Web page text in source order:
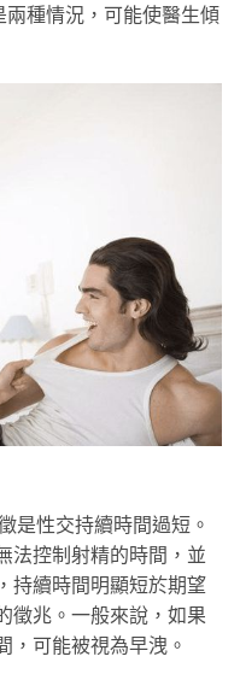
種情況，可能使醫生傾
是性交持續時間過短。
法控制射精的時間，並
持續時間明顯短於期望
徵兆。一般來說，如果
，可能被視為早洩。